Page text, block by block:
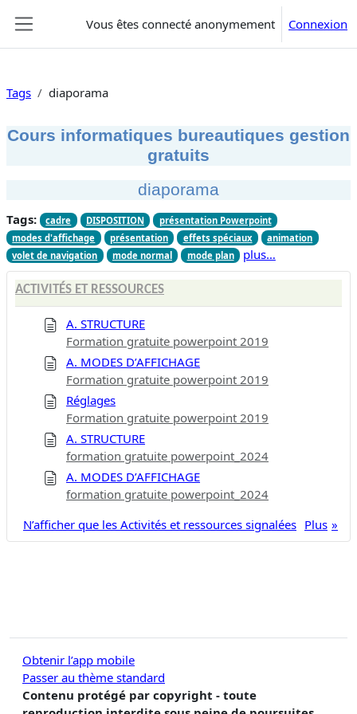
Vous êtes connecté anonymement Connexion
Tags diaporama
Cours informatiques bureautiques gestion
gratuits
diaporama
Tags: cadre DISPOSITION
présentation Powerpoint
modes d'affichage
présentation effets spéciaux
animation
volet de navigation
mode normal mode plan plus…
ACTIVITÉS ET RESSOURCES
A. STRUCTURE
Formation gratuite powerpoint 2019
A. MODES D’AFFICHAGE
Formation gratuite powerpoint 2019
Réglages
Formation gratuite powerpoint 2019
A. STRUCTURE
formation gratuite powerpoint_2024
A. MODES D’AFFICHAGE
formation gratuite powerpoint_2024
Plus
N’afficher que les Activités et ressources signalées
Obtenir l’app mobile
Passer au thème standard
Contenu protégé par copyright - toute